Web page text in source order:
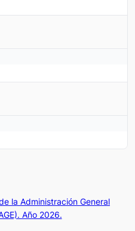
la Administración General
Año 2026.